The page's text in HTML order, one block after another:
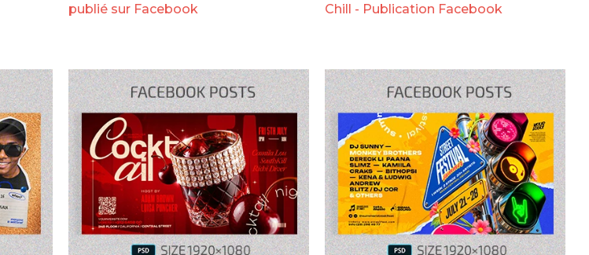
publié sur Facebook
Chill - Publication Facebook